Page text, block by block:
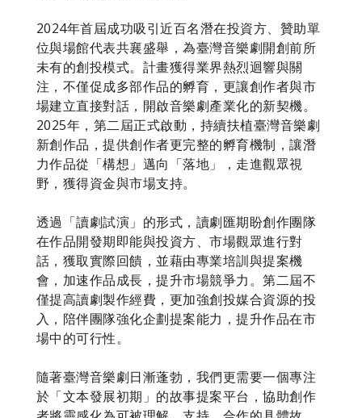
2024年首屆成功吸引近百名潛在投資方、贊助單
位與場館代表共襄盛舉，為臺灣音樂劇開創前所
未有的創投模式。計畫獲得業界熱烈迴響與關
注，不僅促成多部作品的孵育，更讓創作者與市
場建立直接對話，開啟音樂劇產業化的新契機。
2025年，第二屆正式啟動，持續扶植臺灣音樂劇
新創作品，提供創作者更完整的孵育機制，讓潛
力作品從「構想」邁向「落地」，走進觀眾視
野，獲得資金與市場支持。
透過「讀劇試演」的形式，讀劇匯期盼創作團隊
在作品開發期即能與投資方、市場觀眾進行對
話，獲取實際回饋，並藉由專業培訓與提案機
會，加速作品成長，提升市場競爭力。第二屆不
僅提高讀劇製作經費，更加強創投媒合資源的投
入，陪伴團隊強化企劃提案能力，提升作品在市
場中的可行性。
隨著臺灣音樂劇日漸蓬勃，我們更需要一個專注
於「文本發展初期」的故事提案平台，協助創作